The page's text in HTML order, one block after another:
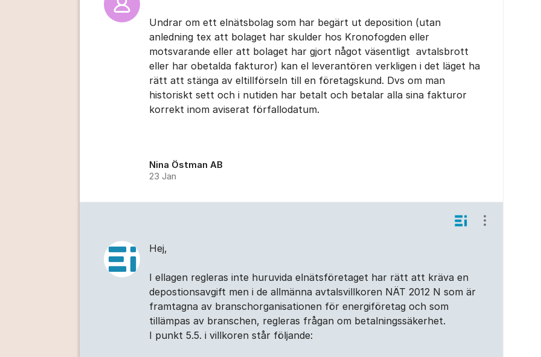
Undrar om ett elnätsbolag som har begärt ut deposition (utan
anledning tex att bolaget har skulder hos Kronofogden eller
motsvarande eller att bolaget har gjort något väsentligt avtalsbrott
eller har obetalda fakturor) kan el leverantören verkligen i det läget ha
rätt att stänga av eltillförseln till en företagskund. Dvs om man
historiskt sett och i nutiden har betalt och betalar alla sina fakturor
korrekt inom ​aviserat förfallodatum.
Nina Östman AB
23 Jan
Hej,
I ellagen regleras inte huruvida elnätsföretaget har rätt att kräva en
depostionsavgift men i de allmänna avtalsvillkoren NÄT 2012 N som är
framtagna av branschorganisationen för energiföretag och som
tillämpas av branschen, regleras frågan om betalningssäkerhet.
I punkt 5.5. i villkoren står följande:
Visa/dölj